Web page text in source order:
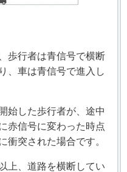
歩行者は青信号で横断
、車は青信号で進入し
始した歩行者が、途中
赤信号に変わった時点
衝突された場合です。
上、道路を横断してい